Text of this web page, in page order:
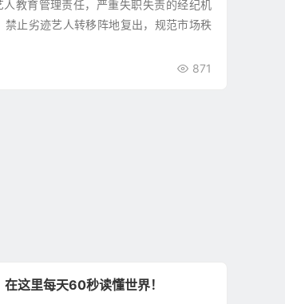
人教育管理责任，严重失职失责的经纪机
止劣迹艺人转移阵地复出，规范市场秩
871
这里每天60秒读懂世界！